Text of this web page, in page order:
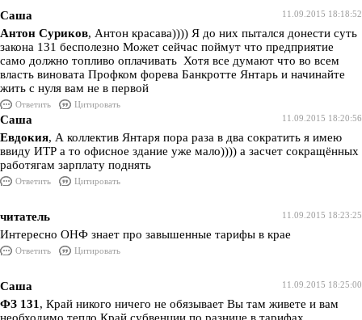
11.09.2015 18:18:52
Саша
Антон Суриков, Антон красава)))) Я до них пытался донести суть
закона 131 бесполезно Может сейчас поймут что предприятие
само должно топливо оплачивать Хотя все думают что во всем
власть виновата Профком форева Банкротте Янтарь и начинайте
жить с нуля вам не в первой
Ответить
Цитировать
11.09.2015 18:20:56
Саша
Евдокия, А коллектив Янтаря пора раза в два сократить я имею
ввиду ИТР а то офисное здание уже мало)))) а засчет сокращённых
работягам зарплату поднять
Ответить Цитировать
11.09.2015 18:23:25
читатель
Интересно ОНФ знает про завышенные тарифы в крае
Ответить Цитировать
11.09.2015 18:25:00
Саша
ФЗ 131 , Край никого ничего не обязывает Вы там живете и вам